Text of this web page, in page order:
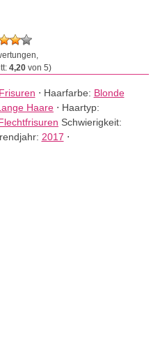
4,20von 5)
⋅ Haarfarbe: Blonde
Haare ⋅ Haartyp:
Schwierigkeit:
2017 ⋅